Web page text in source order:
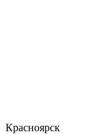
Красноярск